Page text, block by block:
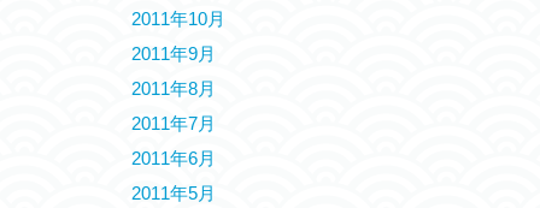
2011年10月
2011年9月
2011年8月
2011年7月
2011年6月
2011年5月